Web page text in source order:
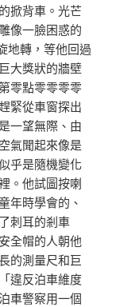
掀背車。光芒
像一臉困惑的
地轉，等他回過
大獎狀的牆壁
零點零零零零
緊從車窗探出
一望無際、由
氣聞起來像是
乎是隨機變化
。他試圖按喇
年時學會的、
刺耳的剎車
全帽的人朝他
的測量尺和巨
違反泊車維度
車警察用一個